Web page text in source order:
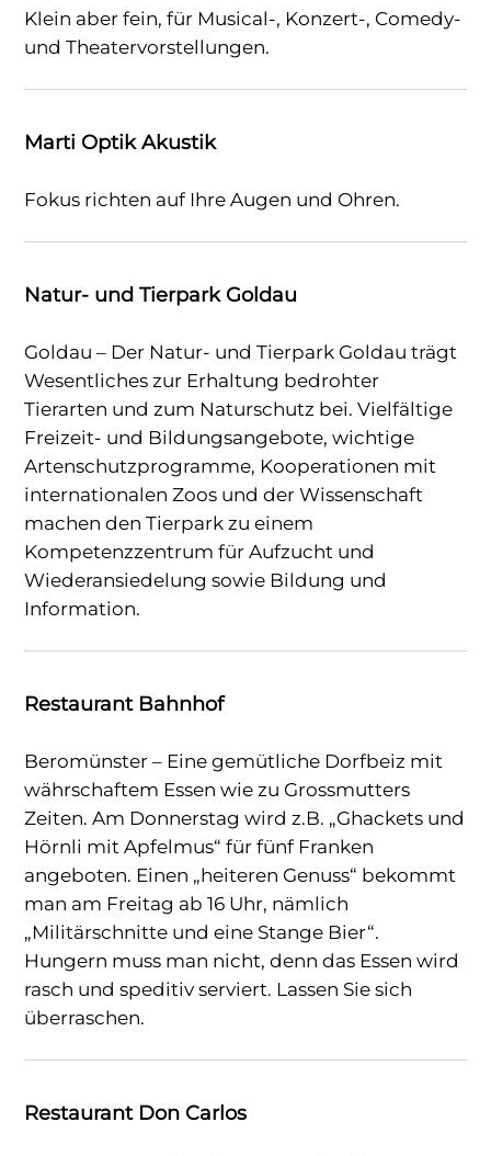
Klein aber fein, für Musical-, Konzert-, Comedy-
und Theatervorstellungen.
Marti Optik Akustik
Fokus richten auf Ihre Augen und Ohren.
Natur- und Tierpark Goldau
Goldau – Der Natur- und Tierpark Goldau trägt
Wesentliches zur Erhaltung bedrohter
Tierarten und zum Naturschutz bei. Vielfältige
Freizeit- und Bildungsangebote, wichtige
Artenschutzprogramme, Kooperationen mit
internationalen Zoos und der Wissenschaft
machen den Tierpark zu einem
Kompetenzzentrum für Aufzucht und
Wiederansiedelung sowie Bildung und
Information.
Restaurant Bahnhof
Beromünster – Eine gemütliche Dorfbeiz mit
währschaftem Essen wie zu Grossmutters
Zeiten. Am Donnerstag wird z.B. „Ghackets und
Hörnli mit Apfelmus“ für fünf Franken
angeboten. Einen „heiteren Genuss“ bekommt
man am Freitag ab 16 Uhr, nämlich
„Militärschnitte und eine Stange Bier“.
Hungern muss man nicht, denn das Essen wird
rasch und speditiv serviert. Lassen Sie sich
überraschen.
Restaurant Don Carlos